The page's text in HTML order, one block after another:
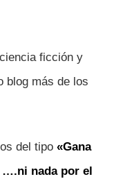
ficción y
blog más de los
del tipo «Gana
nada por el